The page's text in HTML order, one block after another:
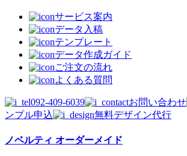
サービス案内
データ入稿
テンプレート
データ作成ガイド
ご注文の流れ
よくある質問
092-409-6039 お問い合わせ
ンプル申込
無料デザイン代行
ノベルティ オーダーメイド